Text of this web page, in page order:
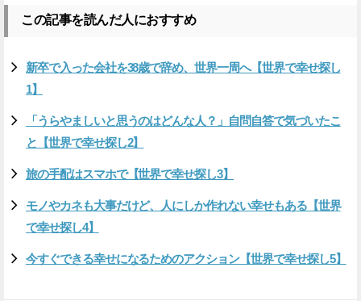
この記事を読んだ人におすすめ
新卒で入った会社を38歳で辞め、世界一周へ【世界で幸せ探し
1】
「うらやましいと思うのはどんな人？」自問自答で気づいたこ
と【世界で幸せ探し2】
旅の手配はスマホで【世界で幸せ探し3】
モノやカネも大事だけど、人にしか作れない幸せもある【世界
で幸せ探し4】
今すぐできる幸せになるためのアクション【世界で幸せ探し5】